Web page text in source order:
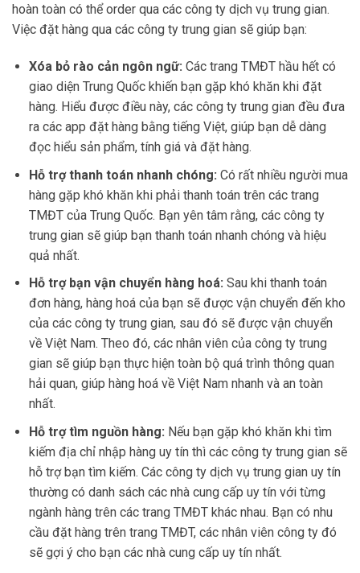
hoàn toàn có thể order qua các công ty dịch vụ trung gian.
Việc đặt hàng qua các công ty trung gian sẽ giúp bạn:
Xóa bỏ rào cản ngôn ngữ: Các trang TMĐT hầu hết có
giao diện Trung Quốc khiến bạn gặp khó khăn khi đặt
hàng. Hiểu được điều này, các công ty trung gian đều đưa
ra các app đặt hàng bằng tiếng Việt, giúp bạn dễ dàng
đọc hiểu sản phẩm, tính giá và đặt hàng.
Hỗ trợ thanh toán nhanh chóng: Có rất nhiều người mua
hàng gặp khó khăn khi phải thanh toán trên các trang
TMĐT của Trung Quốc. Bạn yên tâm rằng, các công ty
trung gian sẽ giúp bạn thanh toán nhanh chóng và hiệu
quả nhất.
Hỗ trợ bạn vận chuyển hàng hoá: Sau khi thanh toán
đơn hàng, hàng hoá của bạn sẽ được vận chuyển đến kho
của các công ty trung gian, sau đó sẽ được vận chuyển
về Việt Nam. Theo đó, các nhân viên của công ty trung
gian sẽ giúp bạn thực hiện toàn bộ quá trình thông quan
hải quan, giúp hàng hoá về Việt Nam nhanh và an toàn
nhất.
Hỗ trợ tìm nguồn hàng: Nếu bạn gặp khó khăn khi tìm
kiếm địa chỉ nhập hàng uy tín thì các công ty trung gian sẽ
hỗ trợ bạn tìm kiếm. Các công ty dịch vụ trung gian uy tín
thường có danh sách các nhà cung cấp uy tín với từng
ngành hàng trên các trang TMĐT khác nhau. Bạn có nhu
cầu đặt hàng trên trang TMĐT, các nhân viên công ty đó
sẽ gợi ý cho bạn các nhà cung cấp uy tín nhất.